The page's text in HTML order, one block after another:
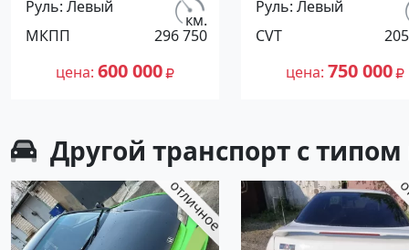
МКПП (2600/160
л.с.) Бензин
инжектор
Армавир цвет
рублей,
объявление
№27426 на сайте
Авторынок23
км.
296 750
Руль Левый
МКПП
цена 600 000
CVT (1992/109
Дизель
турбонаддув
Краснодар цвет
рублей,
объявление
№27410 на
Авторынок23
Руль Левый
CVT
цена 750 000
Другой транспорт с